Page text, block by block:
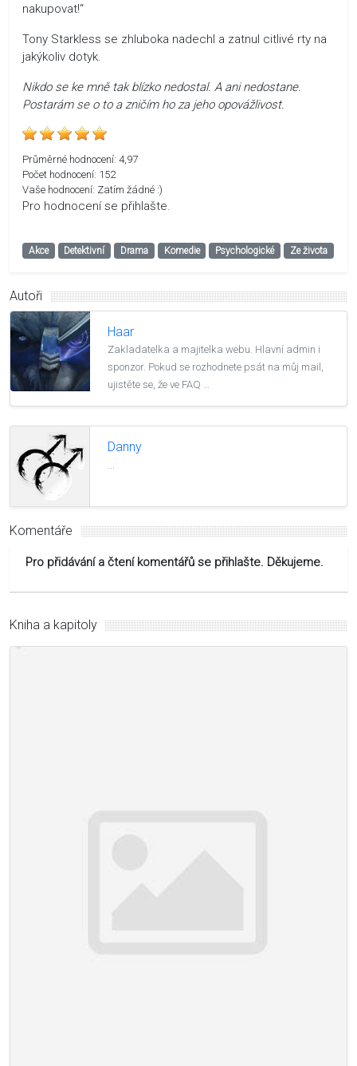
nakupovat!“
Tony Starkless se zhluboka nadechl a zatnul citlivé rty na
jakýkoliv dotyk.
Nikdo se ke mně tak blízko nedostal. A ani nedostane.
Postarám se o to a zničím ho za jeho opovážlivost.
Průměrné hodnocení: 4,97
Počet hodnocení: 152
Vaše hodnocení: Zatím žádné :)
Pro hodnocení se přihlašte.
Akce Detektivní Drama Komedie Psychologické Ze života
Autoři
Haar
Zakladatelka a majitelka webu. Hlavní admin i
sponzor. Pokud se rozhodnete psát na můj mail,
ujistěte se, že ve FAQ …
Danny
Komentáře
Pro přidávání a čtení komentářů se přihlašte. Děkujeme.
Kniha a kapitoly